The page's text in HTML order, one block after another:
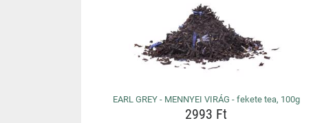
EARL GREY - MENNYEI VIRÁG - fekete tea, 100g
2993 Ft